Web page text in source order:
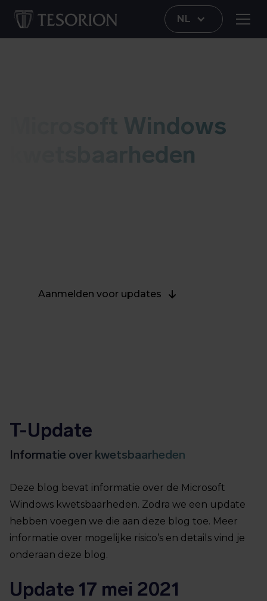
NL
Microsoft Windows
kwetsbaarheden
Aanmelden voor updates
T-Update
Informatie over kwetsbaarheden
Deze blog bevat informatie over de Microsoft
Windows kwetsbaarheden. Zodra we een update
hebben voegen we die aan deze blog toe. Meer
informatie over mogelijke risico’s en details vind je
onderaan deze blog.
Update 17 mei 2021